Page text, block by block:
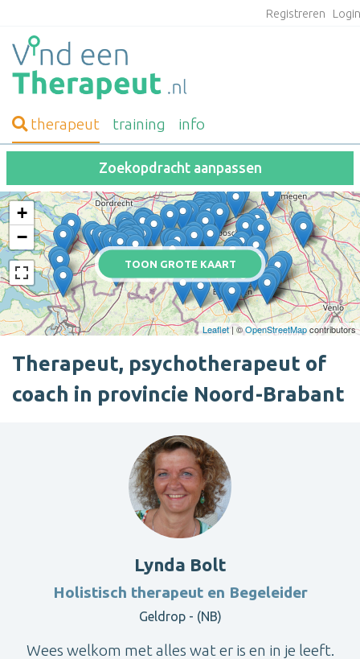
Registreren
therapeut training info
Zoekopdracht aanpassen
TOON GROTE KAART
+
−
Leaflet| ©OpenStreetMapcontributors
Therapeut, psychotherapeut of
coach in provincie Noord-Brabant
Lynda Bolt
Holistisch therapeut en Begeleider
Geldrop - (NB)
Wees welkom met alles wat er is en in je leeft.